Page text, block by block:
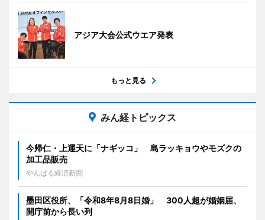
アジア大会公式ウエア発表
もっと見る
みん経トピックス
今帰仁・上運天に「ナギッコ」 島ラッキョウやモズクの
加工品販売
やんばる経済新聞
墨田区役所、「令和8年8月8日婚」 300人超が婚姻届、
開庁前から長い列